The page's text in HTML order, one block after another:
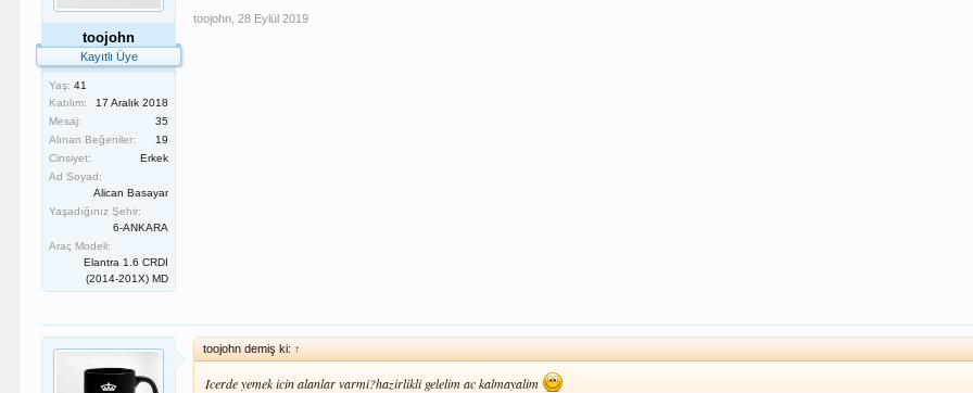
toojohn
Kayıtlı Üye
Yaş: 41
Katılım:
17 Aralık 2018
Mesaj:
35
Alınan Beğeniler:
19
Cinsiyet:
Erkek
Ad Soyad:
Alican Basayar
Yaşadığınız Şehir:
6-ANKARA
Araç Modeli:
Elantra 1.6 CRDI
(2014-201X) MD
toojohn 28 Eylül 2019
toojohn demiş ki: ↑
Icerde yemek icin alanlar varmi?hazirlikli gelelim ac kalmayalim